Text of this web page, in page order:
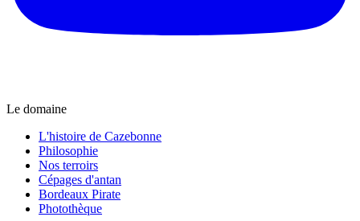
Le domaine
L'histoire de Cazebonne
Philosophie
Nos terroirs
Cépages d'antan
Bordeaux Pirate
Photothèque